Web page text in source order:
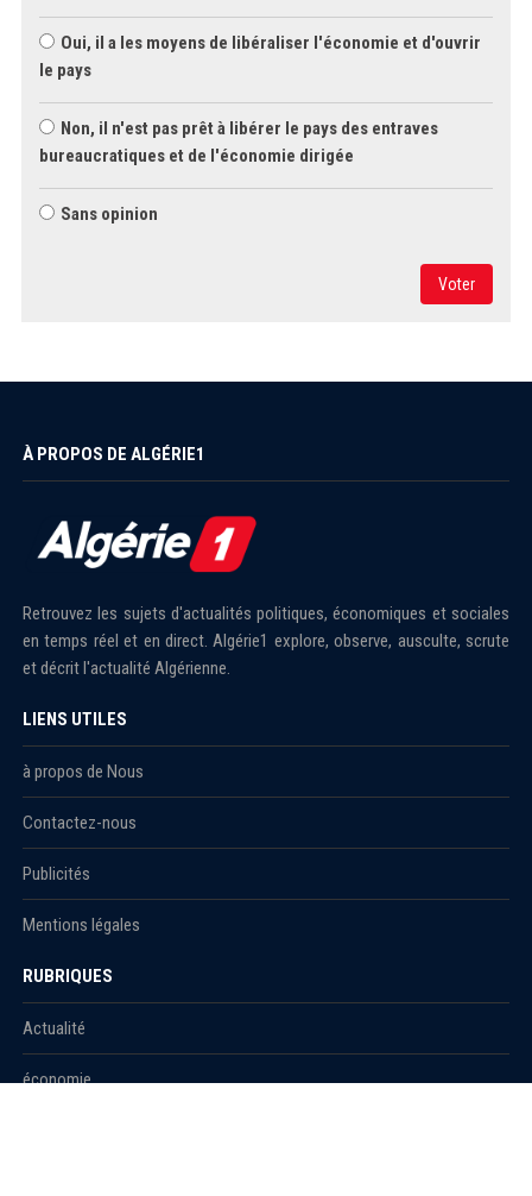
Oui, il a les moyens de libéraliser l'économie et d'ouvrir
le pays
Non, il n'est pas prêt à libérer le pays des entraves
bureaucratiques et de l'économie dirigée
Sans opinion
Voter
À PROPOS DE ALGÉRIE1
Retrouvez les sujets d'actualités politiques, économiques et sociales
en temps réel et en direct. Algérie1 explore, observe, ausculte, scrute
et décrit l'actualité Algérienne.
LIENS UTILES
à propos de Nous
Contactez-nous
Publicités
Mentions légales
RUBRIQUES
Actualité
économie